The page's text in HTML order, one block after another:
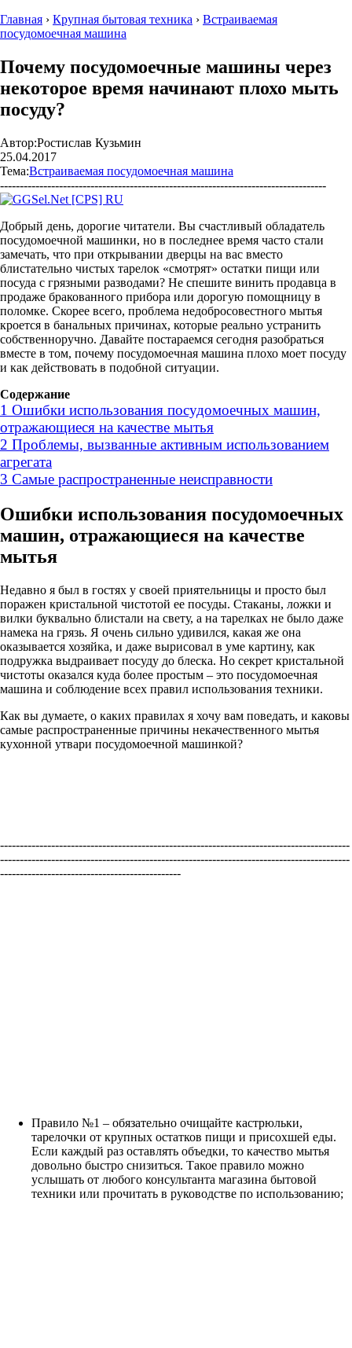
Главная › Крупная бытовая техника › Встраиваемая
посудомоечная машина
Почему посудомоечные машины через
некоторое время начинают плохо мыть
посуду?
Автор:Ростислав Кузьмин
25.04.2017
Тема:Встраиваемая посудомоечная машина
-----------------------------------------------------------------------------------
Добрый день, дорогие читатели. Вы счастливый обладатель
посудомоечной машинки, но в последнее время часто стали
замечать, что при открывании дверцы на вас вместо
блистательно чистых тарелок «смотрят» остатки пищи или
посуда с грязными разводами? Не спешите винить продавца в
продаже бракованного прибора или дорогую помощницу в
поломке. Скорее всего, проблема недобросовестного мытья
кроется в банальных причинах, которые реально устранить
собственноручно. Давайте постараемся сегодня разобраться
вместе в том, почему посудомоечная машина плохо моет посуду
и как действовать в подобной ситуации.
Содержание
1 Ошибки использования посудомоечных машин,
отражающиеся на качестве мытья
2 Проблемы, вызванные активным использованием
агрегата
3 Самые распространенные неисправности
Ошибки использования посудомоечных
машин, отражающиеся на качестве
мытья
Недавно я был в гостях у своей приятельницы и просто был
поражен кристальной чистотой ее посуды. Стаканы, ложки и
вилки буквально блистали на свету, а на тарелках не было даже
намека на грязь. Я очень сильно удивился, какая же она
оказывается хозяйка, и даже вырисовал в уме картину, как
подружка выдраивает посуду до блеска. Но секрет кристальной
чистоты оказался куда более простым – это посудомоечная
машина и соблюдение всех правил использования техники.
Как вы думаете, о каких правилах я хочу вам поведать, и каковы
самые распространенные причины некачественного мытья
кухонной утвари посудомоечной машинкой?
-----------------------------------------------------------------------------------------
-----------------------------------------------------------------------------------------
----------------------------------------------
Правило №1 – обязательно очищайте кастрюльки,
тарелочки от крупных остатков пищи и присохшей еды.
Если каждый раз оставлять объедки, то качество мытья
довольно быстро снизиться. Такое правило можно
услышать от любого консультанта магазина бытовой
техники или прочитать в руководстве по использованию;